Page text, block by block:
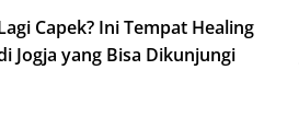
Capek? Ini Tempat Healing
Jogja yang Bisa Dikunjungi